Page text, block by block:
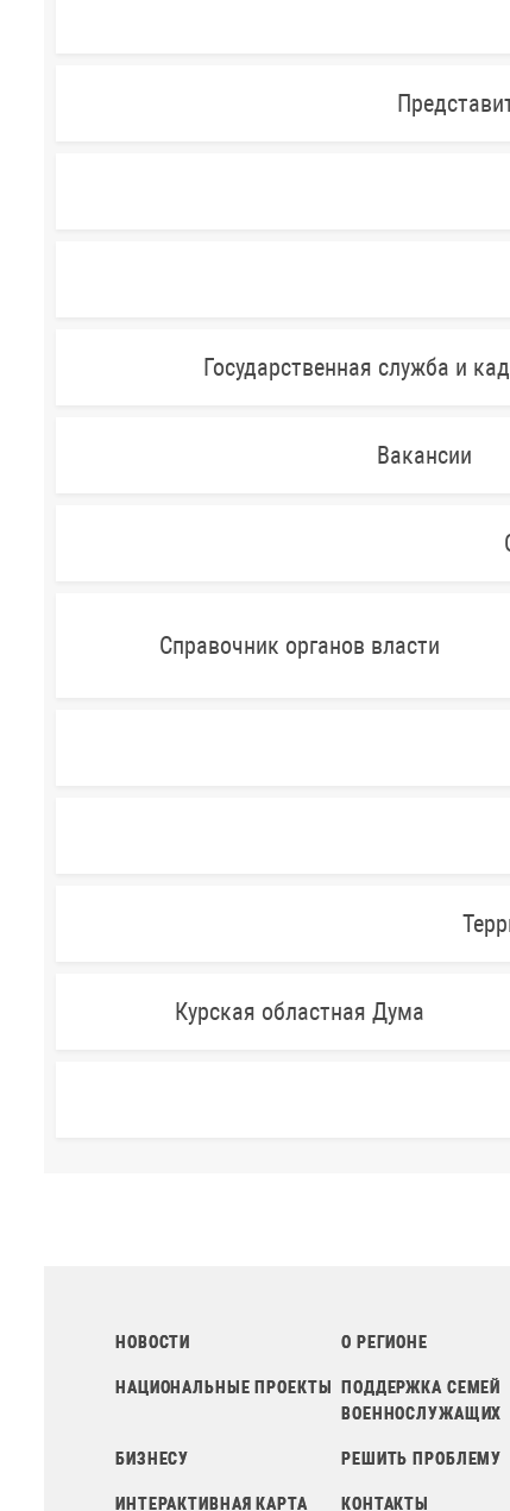
Государственная служба и
Вакансии
Справочник органов власти
Курская областная Дума
НОВОСТИ О РЕГИОНЕ
НАЦИОНАЛЬНЫЕ ПРОЕКТЫ
ПОДДЕРЖКА СЕМЕЙ
ВОЕННОСЛУЖАЩИХ
БИЗНЕСУ РЕШИТЬ ПРОБЛЕМУ
ИНТЕРАКТИВНАЯ КАРТА КОНТАКТЫ